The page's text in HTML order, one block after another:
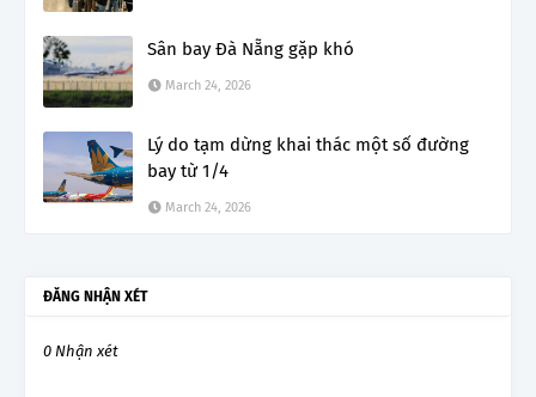
Sân bay Đà Nẵng gặp khó
March 24, 2026
Lý do tạm dừng khai thác một số đường
bay từ 1/4
March 24, 2026
ĐĂNG NHẬN XÉT
0 Nhận xét